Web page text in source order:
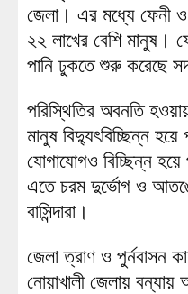
জেলা। এর মধ্যে ফেনী ও
২২ লাখের বেশি মানুষ।
পানি ঢুকতে শুরু করেছে
পরিস্থিতির অবনতি
মানুষ বিদ্যুৎবিচ্ছিন্ন
যোগাযোগও বিচ্ছিন্ন হয়ে
এতে চরম দুর্ভোগ ও
বাসিন্দারা।
জেলা ত্রাণ ও পুর্নবাসন
নোয়াখালী জেলায়